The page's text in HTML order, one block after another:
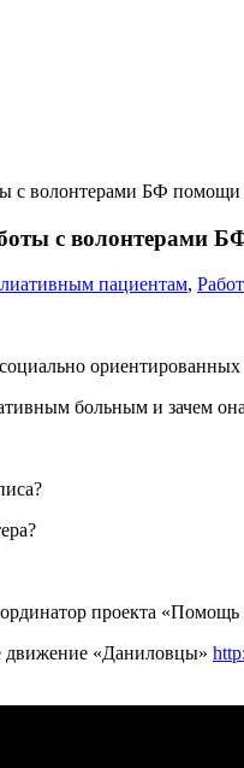
с волонтерами БФ помощи
с волонтерами
пациентам,
больным и зачем
проекта
движение «Даниловцы»